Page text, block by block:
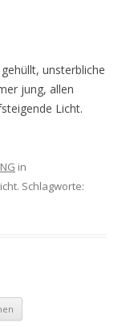
unsterbliche
jung, allen
Licht.
in
Schlagworte: